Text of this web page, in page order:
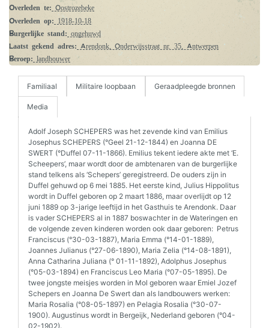
Overleden te: Oostrozebeke
Overleden op: 1918-10-18
Burgerlijke stand: ongehuwd
Laatst gekend adres: Arendonk, Onderwijsstraat nr. 35, Antwerpen
Beroep: landbouwer
Familiaal Militaire loopbaan Geraadpleegde bronnen
Media
Adolf Joseph SCHEPERS was het zevende kind van Emilius
Josephus SCHEPERS (°Geel 21-12-1844) en Joanna DE
SWERT (°Duffel 07-11-1866). Emilius tekent iedere akte met ‘E.
Scheepers’, maar wordt door de ambtenaren van de burgerlijke
stand telkens als ‘Schepers’ geregistreerd. De ouders zijn in
Duffel gehuwd op 6 mei 1885. Het eerste kind, Julius Hippolitus
wordt in Duffel geboren op 2 maart 1886, maar overlijdt op 12
juni 1889 op 3-jarige leeftijd in het Gasthuis te Arendonk. Daar
is vader SCHEPERS al in 1887 boswachter in de Wateringen en
de volgende zeven kinderen worden ook daar geboren: Petrus
Franciscus (°30-03-1887), Maria Emma (°14-01-1889),
Joannes Julianus (°27-06-1890), Maria Zelia (°14-08-1891),
Anna Catharina Juliana (° 01-11-1892), Adolphus Josephus
(°05-03-1894) en Franciscus Leo Maria (°07-05-1895). De
twee jongste meisjes worden in Mol geboren waar Emiel Jozef
Schepers en Joanna De Swert dan als landbouwers werken:
Maria Rosalia (°08-05-1897) en Pelagia Rosalia (°30-07-
1900). Augustinus wordt in Bergeijk, Nederland geboren (°04-
02-1902).